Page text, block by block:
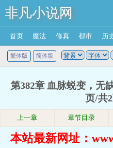
非凡小说网
首页 魔法 修真 都市 历
繁体版 简体版
第382章 血脉蜕变，无
页/共2
上一章 章节目录
本站最新网址：